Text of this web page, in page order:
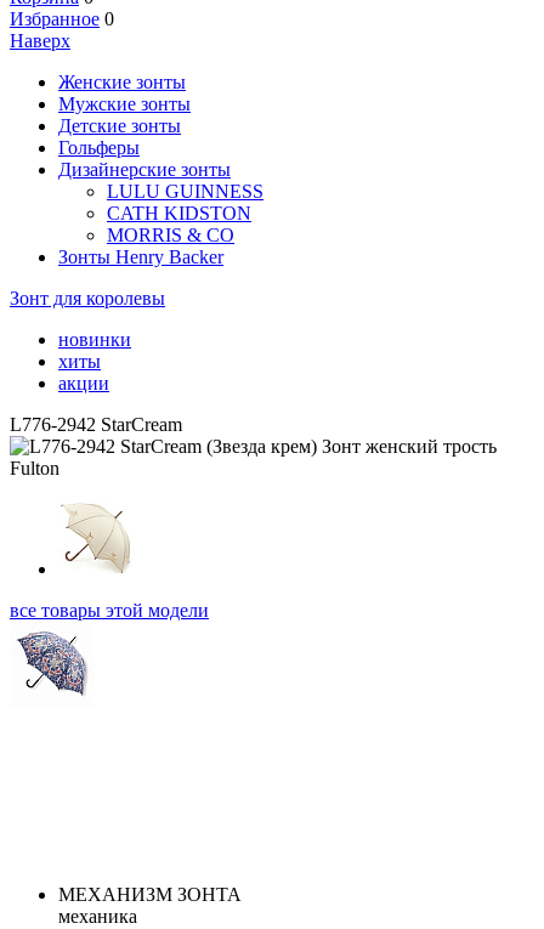
Избранное 0
Наверх
Женские зонты
Мужские зонты
Детские зонты
Гольферы
Дизайнерские зонты
LULU GUINNESS
CATH KIDSTON
MORRIS & CO
Зонты Henry Backer
Зонт для королевы
новинки
хиты
акции
L776-2942 StarCream
все товары этой модели
МЕХАНИЗМ ЗОНТА
механика